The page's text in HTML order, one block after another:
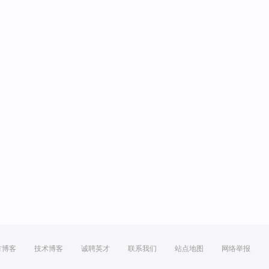
博客 技术博客 诚聘英才 联系我们 站点地图 网络举报